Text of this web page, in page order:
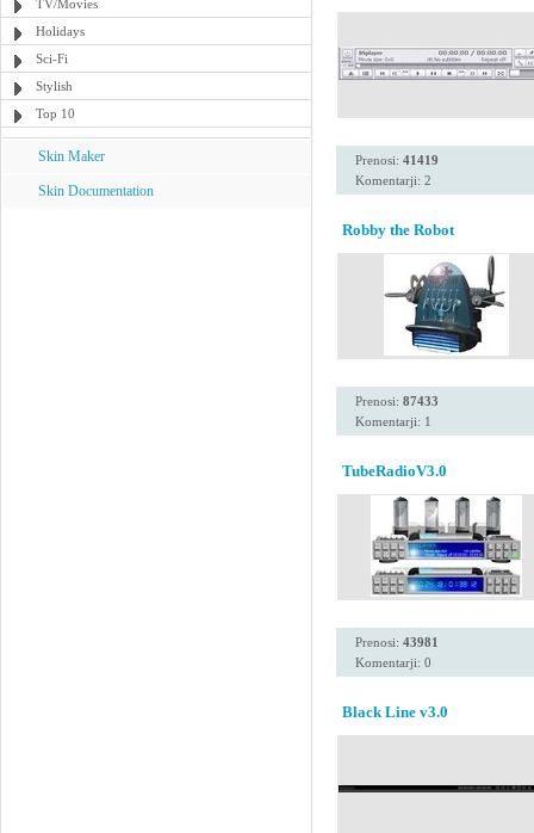
TV/Movies
Holidays
Sci-Fi
Stylish
Top 10
Skin Maker
Skin Documentation
Prenosi: 41419
Komentarji: 2
Robby the Robot
Prenosi: 87433
Komentarji: 1
TubeRadioV3.0
Prenosi: 43981
Komentarji: 0
Black Line v3.0